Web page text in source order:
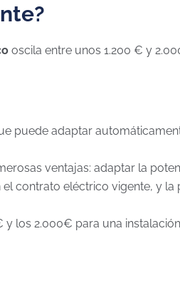
oscila entre unos 1.200 € y
puede adaptar
ventajas: adaptar la
contrato eléctrico vigente, y
los 2.000€ para una